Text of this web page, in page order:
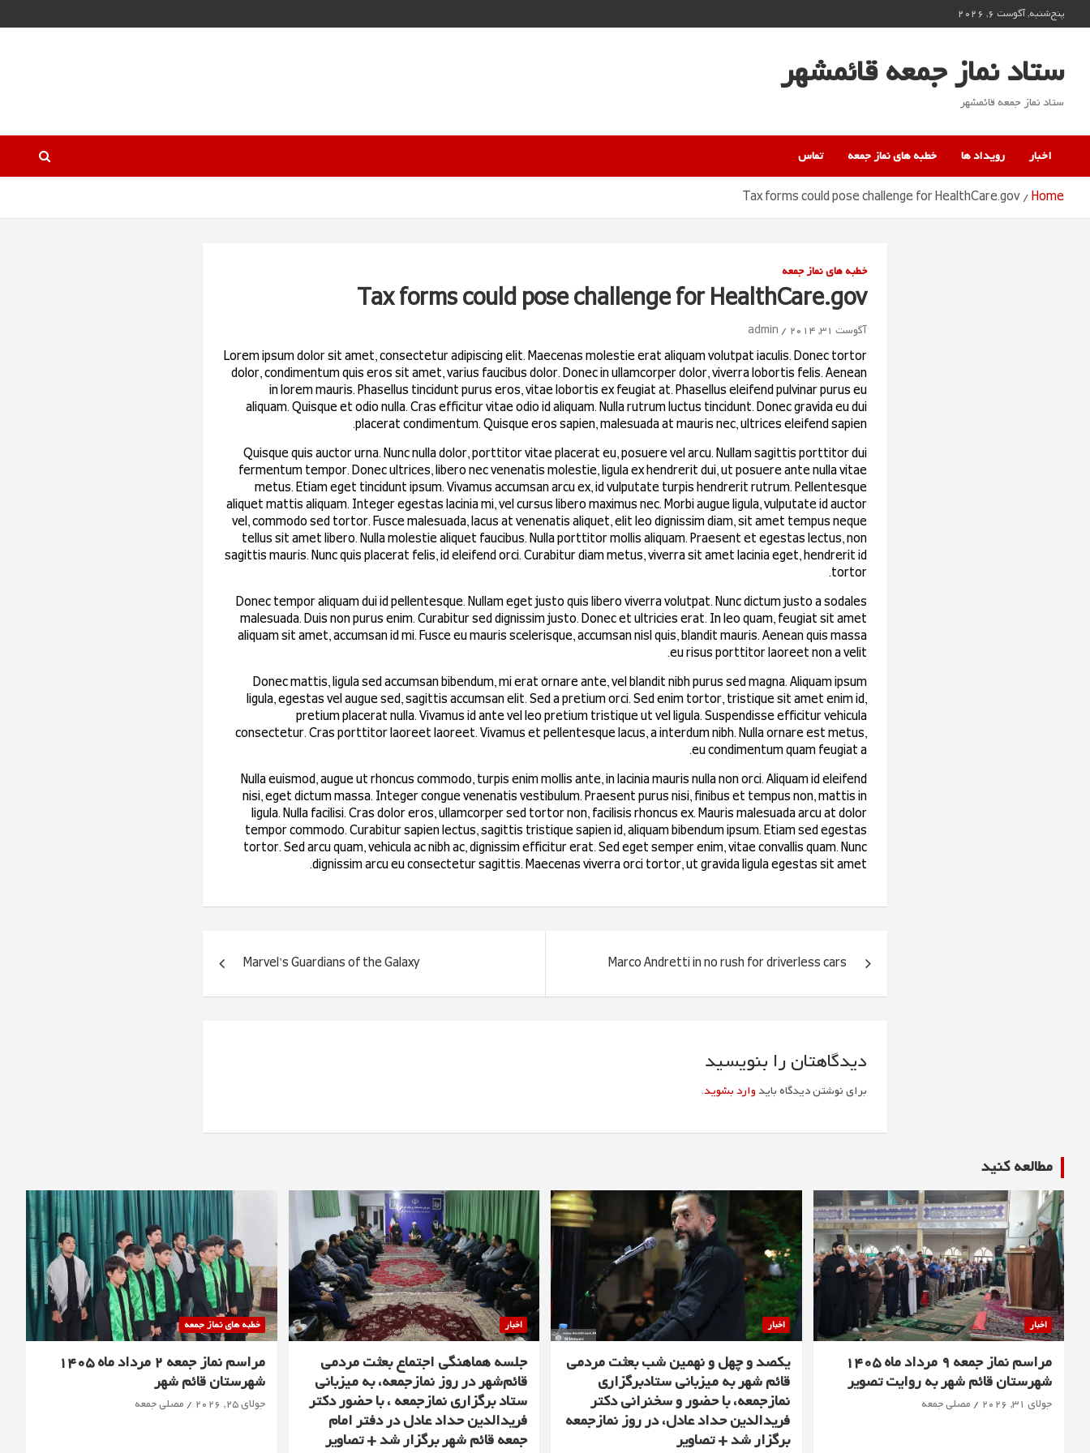
to
پنج‌شنبه, آگوست 6, 2026
ستاد نماز جمعه قائمشهر
ستاد نماز جمعه قائمشهر
اخبار رویداد ها خطبه های نماز جمعه تماس
Home
Tax forms could pose challenge for HealthCare.gov
خطبه های نماز جمعه
Tax forms could pose challenge for HealthCare.gov
آگوست 31, 2014 admin
Lorem ipsum dolor sit amet, consectetur adipiscing elit. Maecenas molestie erat aliquam volutpat iaculis. Donec tortor
dolor, condimentum quis eros sit amet, varius faucibus dolor. Donec in ullamcorper dolor, viverra lobortis felis. Aenean
in lorem mauris. Phasellus tincidunt purus eros, vitae lobortis ex feugiat at. Phasellus eleifend pulvinar purus eu
aliquam. Quisque et odio nulla. Cras efficitur vitae odio id aliquam. Nulla rutrum luctus tincidunt. Donec gravida eu dui
placerat condimentum. Quisque eros sapien, malesuada at mauris nec, ultrices eleifend sapien.
Quisque quis auctor urna. Nunc nulla dolor, porttitor vitae placerat eu, posuere vel arcu. Nullam sagittis porttitor dui
fermentum tempor. Donec ultrices, libero nec venenatis molestie, ligula ex hendrerit dui, ut posuere ante nulla vitae
metus. Etiam eget tincidunt ipsum. Vivamus accumsan arcu ex, id vulputate turpis hendrerit rutrum. Pellentesque
aliquet mattis aliquam. Integer egestas lacinia mi, vel cursus libero maximus nec. Morbi augue ligula, vulputate id auctor
vel, commodo sed tortor. Fusce malesuada, lacus at venenatis aliquet, elit leo dignissim diam, sit amet tempus neque
tellus sit amet libero. Nulla molestie aliquet faucibus. Nulla porttitor mollis aliquam. Praesent et egestas lectus, non
sagittis mauris. Nunc quis placerat felis, id eleifend orci. Curabitur diam metus, viverra sit amet lacinia eget, hendrerit id
tortor.
Donec tempor aliquam dui id pellentesque. Nullam eget justo quis libero viverra volutpat. Nunc dictum justo a sodales
malesuada. Duis non purus enim. Curabitur sed dignissim justo. Donec et ultricies erat. In leo quam, feugiat sit amet
aliquam sit amet, accumsan id mi. Fusce eu mauris scelerisque, accumsan nisl quis, blandit mauris. Aenean quis massa
eu risus porttitor laoreet non a velit.
Donec mattis, ligula sed accumsan bibendum, mi erat ornare ante, vel blandit nibh purus sed magna. Aliquam ipsum
ligula, egestas vel augue sed, sagittis accumsan elit. Sed a pretium orci. Sed enim tortor, tristique sit amet enim id,
pretium placerat nulla. Vivamus id ante vel leo pretium tristique ut vel ligula. Suspendisse efficitur vehicula
consectetur. Cras porttitor laoreet laoreet. Vivamus et pellentesque lacus, a interdum nibh. Nulla ornare est metus,
eu condimentum quam feugiat a.
Nulla euismod, augue ut rhoncus commodo, turpis enim mollis ante, in lacinia mauris nulla non orci. Aliquam id eleifend
nisi, eget dictum massa. Integer congue venenatis vestibulum. Praesent purus nisi, finibus et tempus non, mattis in
ligula. Nulla facilisi. Cras dolor eros, ullamcorper sed tortor non, facilisis rhoncus ex. Mauris malesuada arcu at dolor
tempor commodo. Curabitur sapien lectus, sagittis tristique sapien id, aliquam bibendum ipsum. Etiam sed egestas
tortor. Sed arcu quam, vehicula ac nibh ac, dignissim efficitur erat. Sed eget semper enim, vitae convallis quam. Nunc
dignissim arcu eu consectetur sagittis. Maecenas viverra orci tortor, ut gravida ligula egestas sit amet.
نوشتهMarco Andretti in no rush for driverless cars
Marvel’s Guardians of the Galaxy
دیدگاهتان را بنویسید
برای نوشتن دیدگاه بایدوارد بشوید.
مطالعه كنيد
اخبار
مراسم نماز جمعه 9 مرداد ماه 1405
شهرستان قائم شهر به روایت تصویر
جولای 31, 2026 مصلی جمعه
اخبار
یکصد و چهل و نهمین شب بعثت مردمی
قائم شهر به میزبانی ستادبرگزاری
نمازجمعه، با حضور و سخنرانی دکتر
فریدالدین حداد عادل، در روز نمازجمعه
برگزار شد + تصاویر
اخبار
جلسه هماهنگی اجتماع بعثت مردمی
قائم‌شهر در روز نمازجمعه، به میزبانی
ستاد برگزاری نمازجمعه ، با حضور دکتر
فریدالدین حداد عادل در دفتر امام
جمعه قائم شهر برگزار شد + تصاویر
خطبه های نماز جمعه
مراسم نماز جمعه 2 مرداد ماه 1405
شهرستان قائم شهر
جولای 25, 2026 مصلی جمعه